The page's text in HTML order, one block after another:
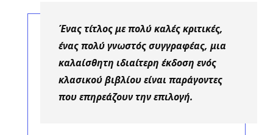
Ένας τίτλος με πολύ καλές κριτικές,
ένας πολύ γνωστός συγγραφέας, μια
καλαίσθητη ιδιαίτερη έκδοση ενός
κλασικού βιβλίου είναι παράγοντες
που επηρεάζουν την επιλογή.